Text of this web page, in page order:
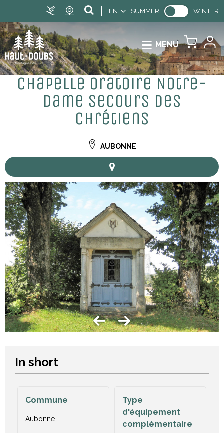
EN SUMMER WINTER
MENU
Chapelle oratoire Notre-
Dame Secours des
Chrétiens
AUBONNE
In short
Commune
Aubonne
Type
d'équipement
complémentaire